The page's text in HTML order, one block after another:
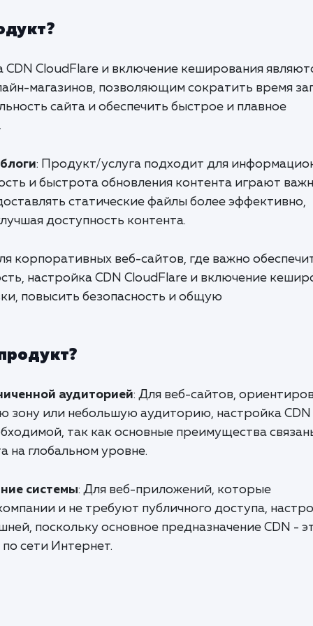
CDN CloudFlare и включение кеширования
магазинов, позволяющим сократить время
сайта и обеспечить быстрое и плавное
: Продукт/услуга подходит для
и быстрота обновления контента играют
статические файлы более эффективно,
доступность контента.
корпоративных веб-сайтов, где важно
настройка CDN CloudFlare и включение
повысить безопасность и общую
аудиторией: Для веб-сайтов,
зону или небольшую аудиторию, настройка CDN
так как основные преимущества
на глобальном уровне.
системы: Для веб-приложений, которые
и не требуют публичного доступа,
поскольку основное предназначение CDN -
сети Интернет.